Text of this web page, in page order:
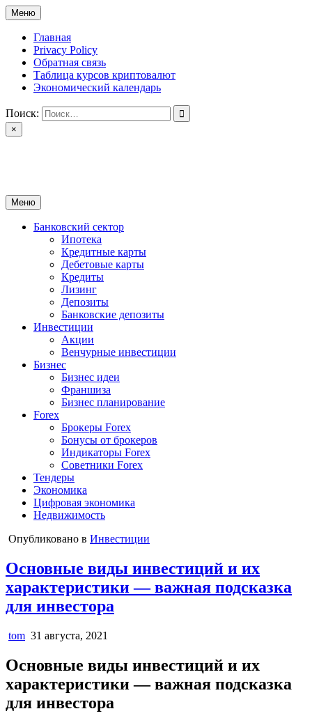
Перейти
к
содержимому
Меню
Главная
Privacy Policy
Обратная связь
Таблица курсов криптовалют
Экономический календарь
Поиск:
×
Меню
Банковский сектор
Ипотека
Кредитные карты
Дебетовые карты
Кредиты
Лизинг
Депозиты
Банковские депозиты
Инвестиции
Акции
Венчурные инвестиции
Бизнес
Бизнес идеи
Франшиза
Бизнес планирование
Forex
Брокеры Forex
Бонусы от брокеров
Индикаторы Forex
Советники Forex
Тендеры
Экономика
Цифровая экономика
Недвижимость
Опубликовано в Инвестиции
Основные виды инвестиций и их
характеристики — важная подсказка
для инвестора
tom 31 августа, 2021
Основные виды инвестиций и их
характеристики — важная подсказка
для инвестора